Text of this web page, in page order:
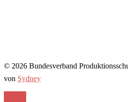
© 2026 Bundesverband
von Sydney